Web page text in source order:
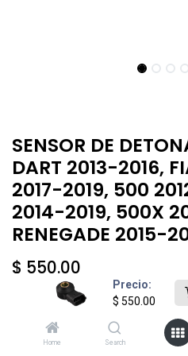
Precio:
$ 550.00
Home Search
SENSOR DE
DART 2013-2016,
2017-2019, 500
2014-2019, 500X
RENEGADE 2015-
$ 550.00